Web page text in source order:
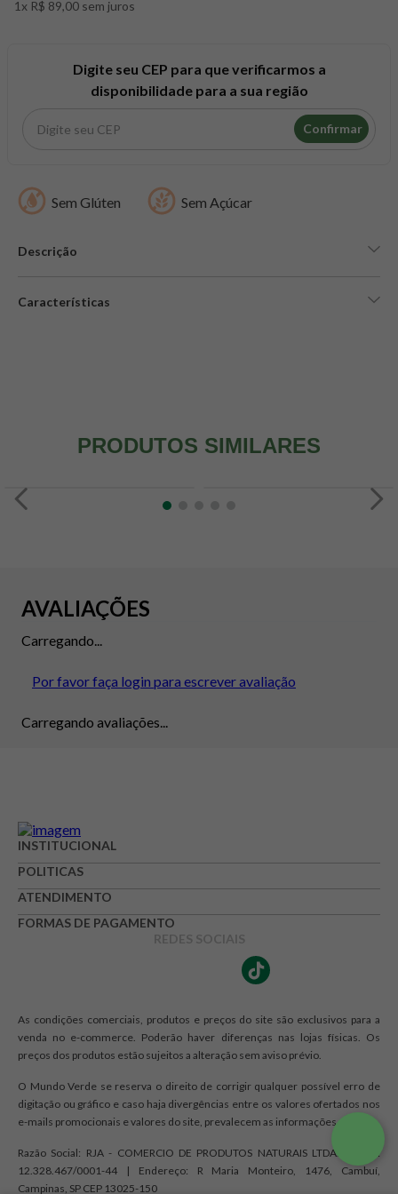
1x R$ 89,00 sem juros
Digite seu CEP para que verificarmos a
disponibilidade para a sua região
Confirmar
Sem Glúten Sem Açúcar
Descrição
Características
PRODUTOS SIMILARES
AVALIAÇÕES
Carregando...
Por favor faça login para escrever avaliação
Carregando avaliações...
INSTITUCIONAL
POLITICAS
ATENDIMENTO
FORMAS DE PAGAMENTO
REDES SOCIAIS
As condições comerciais, produtos e preços do site são exclusivos para a
venda no e-commerce. Poderão haver diferenças nas lojas físicas. Os
preços dos produtos estão sujeitos a alteração sem aviso prévio.
O Mundo Verde se reserva o direito de corrigir qualquer possível erro de
digitação ou gráfico e caso haja divergências entre os valores ofertados nos
e-mails promocionais e valores do site, prevalecem as informações do site.
Razão Social: RJA - COMERCIO DE PRODUTOS NATURAIS LTDA. | CNPJ:
12.328.467/0001-44 | Endereço: R Maria Monteiro, 1476, Cambuí,
Campinas, SP CEP 13025-150
8º snack proteico mundo verde